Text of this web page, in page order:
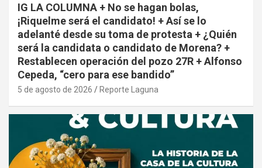
IG LA COLUMNA + No se hagan bolas,
¡Riquelme será el candidato! + Así se lo
adelanté desde su toma de protesta + ¿Quién
será la candidata o candidato de Morena? +
Restablecen operación del pozo 27R + Alfonso
Cepeda, “cero para ese bandido”
5 de agosto de 2026 Reporte Laguna